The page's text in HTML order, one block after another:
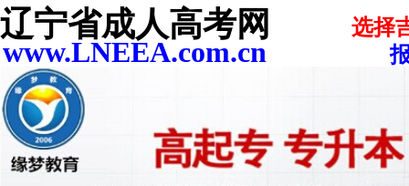
辽宁省成人高考网
www.LNEEA.com.cn
选择